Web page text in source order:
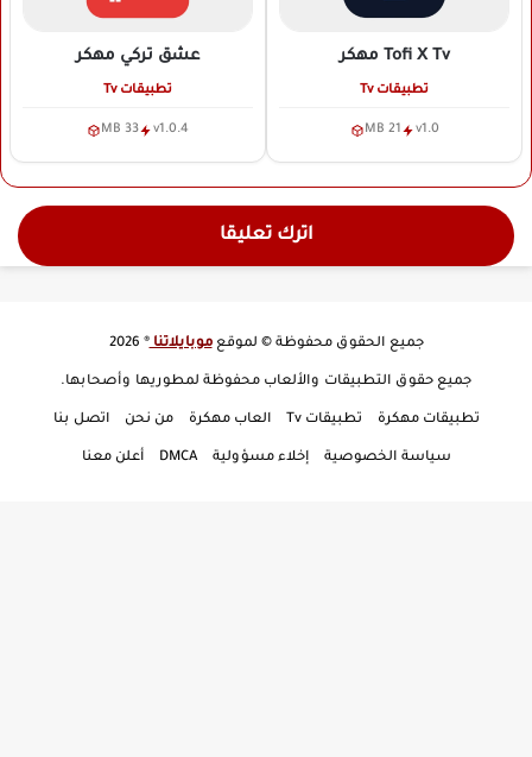
Tofi X Tv مهكر
تطبيقات Tv
v1.0
21 MB
عشق تركي مهكر
تطبيقات Tv
v1.0.4
33 MB
اترك تعليقا
جميع الحقوق محفوظة © لموقعموبايلاتنا® 2026
جميع حقوق التطبيقات والألعاب محفوظة لمطوريها وأصحابها.
تطبيقات مهكرة تطبيقات Tv العاب مهكرة من نحن اتصل بنا
سياسة الخصوصية إخلاء مسؤولية DMCA أعلن معنا